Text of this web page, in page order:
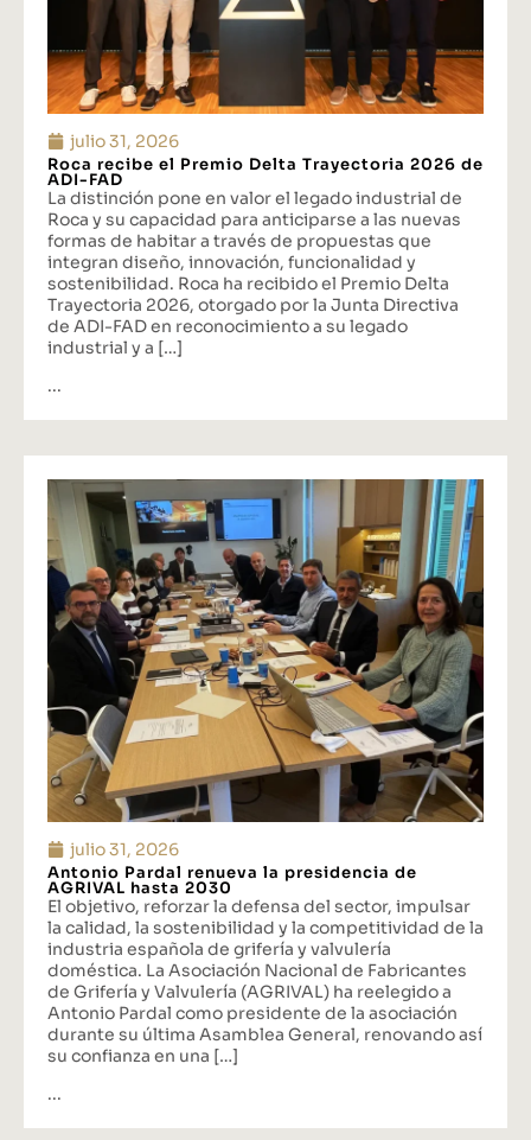
julio 31, 2026
Roca recibe el Premio Delta Trayectoria 2026 de
ADI-FAD
La distinción pone en valor el legado industrial de
Roca y su capacidad para anticiparse a las nuevas
formas de habitar a través de propuestas que
integran diseño, innovación, funcionalidad y
sostenibilidad. Roca ha recibido el Premio Delta
Trayectoria 2026, otorgado por la Junta Directiva
de ADI-FAD en reconocimiento a su legado
industrial y a […]
...
julio 31, 2026
Antonio Pardal renueva la presidencia de
AGRIVAL hasta 2030
El objetivo, reforzar la defensa del sector, impulsar
la calidad, la sostenibilidad y la competitividad de la
industria española de grifería y valvulería
doméstica. La Asociación Nacional de Fabricantes
de Grifería y Valvulería (AGRIVAL) ha reelegido a
Antonio Pardal como presidente de la asociación
durante su última Asamblea General, renovando así
su confianza en una […]
...